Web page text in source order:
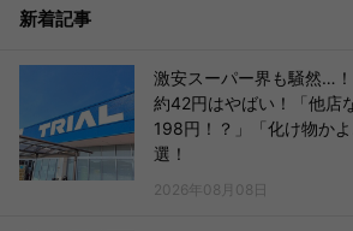
新着記事
激安スーパー界も騒然…
約42円はやばい！「他店
198円！？」「化け物か
選！
2026年08月08日